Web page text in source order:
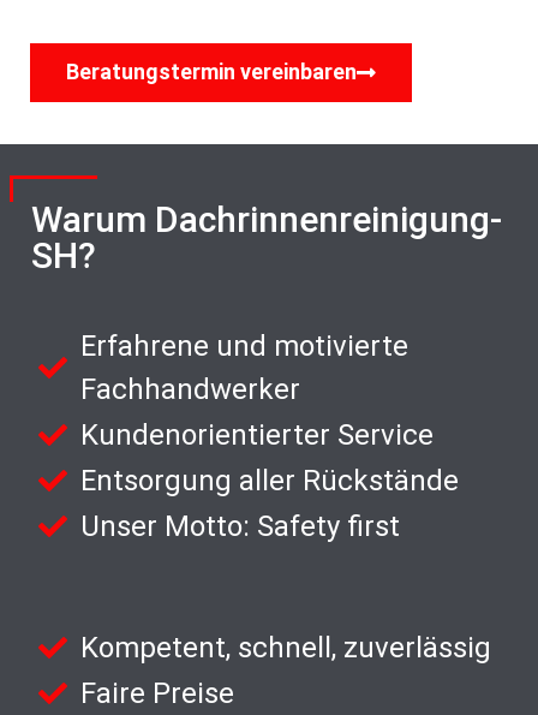
Beratungstermin vereinbaren
Warum Dachrinnenreinigung-
SH?
Erfahrene und motivierte
Fachhandwerker
Kundenorientierter Service
Entsorgung aller Rückstände
Unser Motto: Safety first
Kompetent, schnell, zuverlässig
Faire Preise